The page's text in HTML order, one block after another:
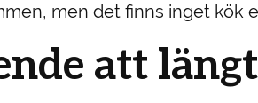
men det finns inget kök
att